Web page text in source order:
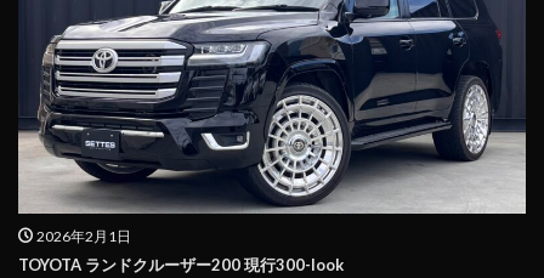
2026年2月1日
TOYOTA ランドクルーザー200 現行300-look